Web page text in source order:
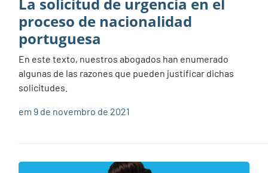
proceso de nacionalidad
portuguesa
En este texto, nuestros abogados han enumerado
algunas de las razones que pueden justificar dichas
solicitudes.
em 9 de novembro de 2021